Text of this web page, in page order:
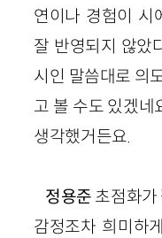
연이나 경험이 시
잘 반영되지 않았
시인 말씀대로 의
고 볼 수도 있겠네
생각했거든요.
정용준 초점화가
감정조차 희미하